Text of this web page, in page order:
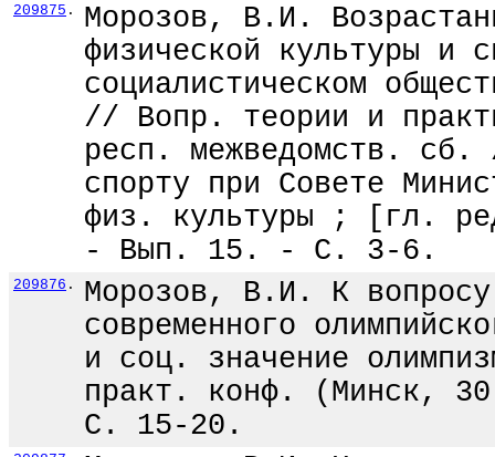
209875 .
Морозов, В.И.
физической культуры и
социалистическом
// Вопр. теории и
респ. межведомств.
спорту при Совете
физ. культуры ; [гл.
- Вып. 15. - С. 3-6.
209876 .
Морозов, В.И. К вопросу
современного
и соц. значение
практ. конф. (Минск,
С. 15-20.